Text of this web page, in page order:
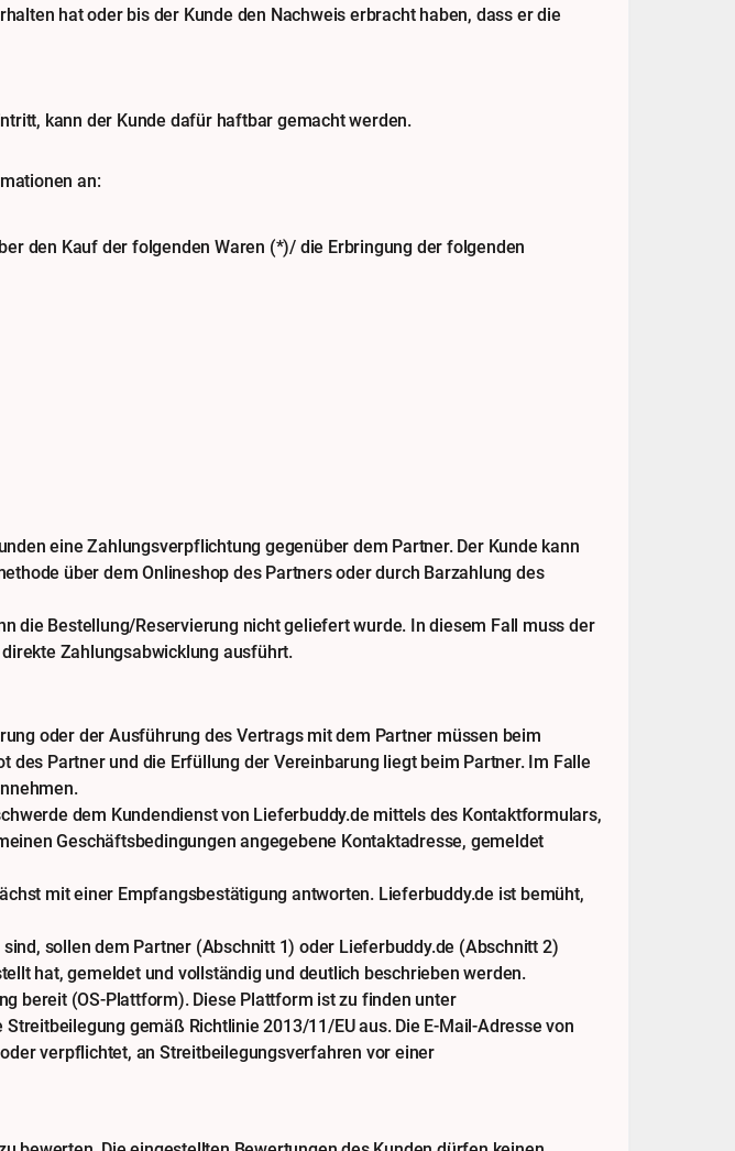
hat oder bis der Kunde den Nachweis erbracht haben, dass er die
kann der Kunde dafür haftbar gemacht werden.
an:
den Kauf der folgenden Waren (*)/ die Erbringung der folgenden
eine Zahlungsverpflichtung gegenüber dem Partner. Der Kunde kann
über dem Onlineshop des Partners oder durch Barzahlung des
die Bestellung/Reservierung nicht geliefert wurde. In diesem Fall muss der
Zahlungsabwicklung ausführt.
oder der Ausführung des Vertrags mit dem Partner müssen beim
Partner und die Erfüllung der Vereinbarung liegt beim Partner. Im Falle
dem Kundendienst von Lieferbuddy.de mittels des Kontaktformulars,
Geschäftsbedingungen angegebene Kontaktadresse, gemeldet
mit einer Empfangsbestätigung antworten. Lieferbuddy.de ist bemüht,
sollen dem Partner (Abschnitt 1) oder Lieferbuddy.de (Abschnitt 2)
hat, gemeldet und vollständig und deutlich beschrieben werden.
bereit (OS-Plattform). Diese Plattform ist zu finden unter
gemäß Richtlinie 2013/11/EU aus. Die E-Mail-Adresse von
verpflichtet, an Streitbeilegungsverfahren vor einer